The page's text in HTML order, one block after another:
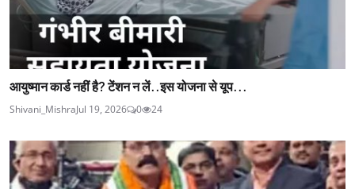
आयुष्मान कार्ड नहीं है? टेंशन न लें..इस योजना से यूप...
Shivani_MishraJul 19, 2026 0 24